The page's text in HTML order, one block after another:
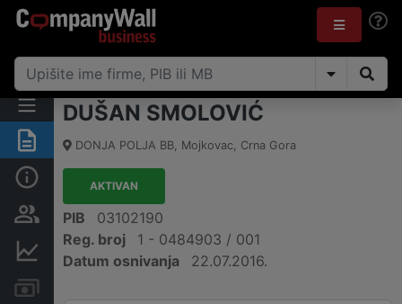
Sažetak
Osobe i vlasništvo
Finansijski podaci
DUŠAN SMOLOVIĆ
DONJA POLJA BB, Mojkovac, Crna Gora
AKTIVAN
PIB
03102190
Reg. broj
1 - 0484903 / 001
Datum osnivanja
22.07.2016.